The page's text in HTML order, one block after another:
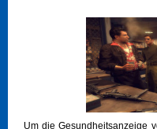
Um die Gesundheitsanzeige